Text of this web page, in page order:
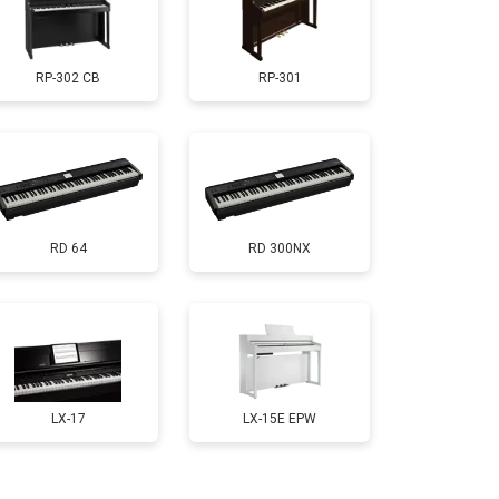
1800 ₽ Заказать
1200 ₽ Заказать
1500 ₽ Заказать
Заказать
1800 ₽
RP-302 CB RP-301
RD 64 RD 300NX
LX-17 LX-15E EPW